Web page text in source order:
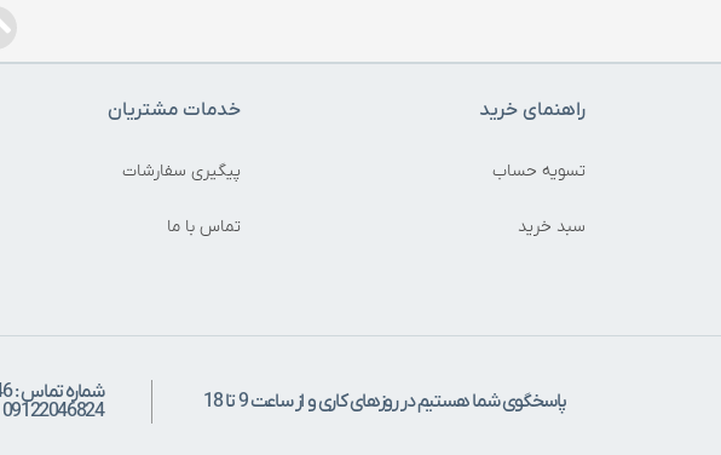
راهنمای خرید
تسویه حساب
سبد خرید
خدمات مشتریان
پیگیری سفارشات
تماس با ما
پاسخگوی شما هستیم در روزهای کاری و از ساعت 9 تا 18
09122046824